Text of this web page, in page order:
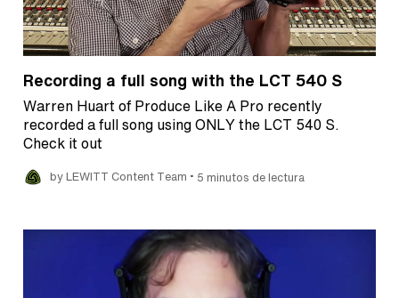
Recording a full song with the LCT 540 S
Warren Huart of Produce Like A Pro recently
recorded a full song using ONLY the LCT 540 S.
Check it out
by LEWITT Content Team • 5 minutos de lectura